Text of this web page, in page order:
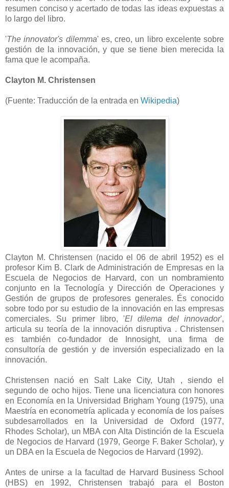
resumen conciso y acertado de todas las ideas expuestas a
lo largo del libro.
'The innovator's dilemma' es, creo, un libro excelente sobre
gestión de la innovación, y que se tiene bien merecida la
fama que le acompaña.
Clayton M. Christensen
(Fuente: Traducción de la entrada en Wikipedia)
Clayton M. Christensen (nacido el 06 de abril 1952) es el
profesor Kim B. Clark de Administración de Empresas en la
Escuela de Negocios de Harvard, con un nombramiento
conjunto en la Tecnología y Dirección de Operaciones y
Gestión de grupos de profesores generales. És conocido
sobre todo por su estudio de la innovación en las empresas
comerciales. Su primer libro, 'El dilema del innovador',
articula su teoría de la innovación disruptiva . Christensen
es también co-fundador de Innosight, una firma de
consultoría de gestión y de inversión especializado en la
innovación.
Christensen nació en Salt Lake City, Utah , siendo el
segundo de ocho hijos. Tiene una licenciatura con honores
en Economía en la Universidad Brigham Young (1975), una
Maestría en econometría aplicada y economía de los países
subdesarrollados en la Universidad de Oxford (1977,
Rhodes Scholar), un MBA con Alta Distinción de la Escuela
de Negocios de Harvard (1979, George F. Baker Scholar), y
un DBA en la Escuela de Negocios de Harvard (1992).
Antes de unirse a la facultad de Harvard Business School
(HBS) en 1992, Christensen trabajó para el Boston